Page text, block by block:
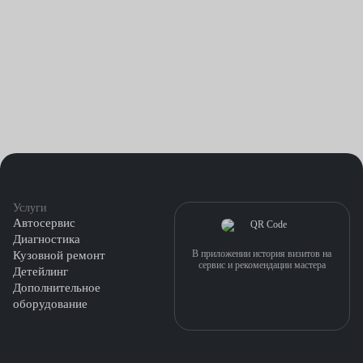
состояние и защитить его от негативных воздействий.
временем изнашивается. Мелкие трещины или сколы
могут появляться в результате повседневного
использования автомобиля. В таких случаях замена
рекомендована для поддержания безопасности и качества
видимости.
Услуги
Автосервис
Диагностика
Кузовной ремонт
Детейлинг
Дополнительное
оборудование
В приложении история визитов на
сервис и рекомендации мастера